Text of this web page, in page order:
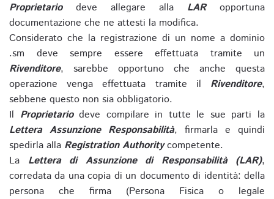
Proprietariodeve allegare alla LARopportuna
documentazione che ne attesti la modifica.
Considerato che la registrazione di un nome a dominio
.sm deve sempre essere effettuata tramite un
Rivenditore, sarebbe opportuno che anche questa
operazione venga effettuata tramite il Rivenditore,
sebbene questo non sia obbligatorio.
Il Proprietariodeve compilare in tutte le sue parti la
Lettera Assunzione Responsabilità, firmarla e quindi
spedirla alla Registration Authoritycompetente.
La Lettera di Assunzione di Responsabilità (LAR),
corredata da una copia di un documento di identità: della
persona che firma (Persona Fisica o legale